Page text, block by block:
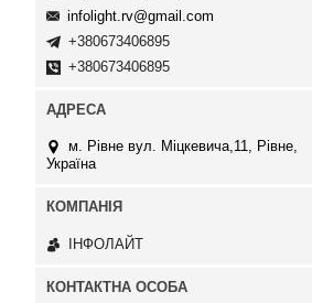
infolight.rv@gmail.com
+380673406895
+380673406895
м. Рівне вул. Міцкевича,11, Рівне,
Україна
ІНФОЛАЙТ